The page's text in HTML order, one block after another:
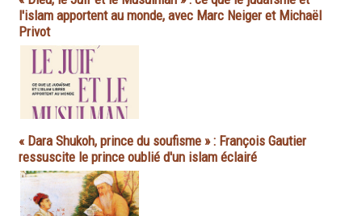
l'islam apportent au monde, avec Marc Neiger et Michaël
Privot
« Dara Shukoh, prince du soufisme » : François Gautier
ressuscite le prince oublié d'un islam éclairé